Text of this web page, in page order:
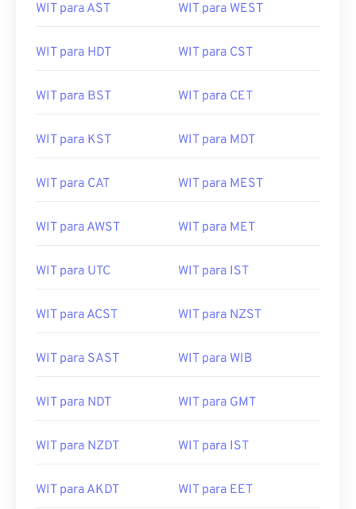
WIT para AST WIT para WEST
WIT para HDT WIT para CST
WIT para BST WIT para CET
WIT para KST WIT para MDT
WIT para CAT WIT para MEST
WIT para AWST WIT para MET
WIT para UTC WIT para IST
WIT para ACST WIT para NZST
WIT para SAST WIT para WIB
WIT para NDT WIT para GMT
WIT para NZDT WIT para IST
WIT para AKDT WIT para EET